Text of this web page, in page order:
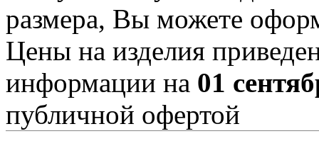
размера, Вы можете
Цены на изделия
информации на 01
публичной офертой